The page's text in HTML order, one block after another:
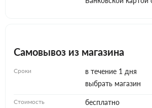
Самовывоз из магазина
Сроки
в течение 1 дня
выбрать магазин
Стоимость бесплатно